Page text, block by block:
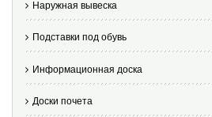
Наружная вывеска
Подставки под обувь
Информационная доска
Доски почета